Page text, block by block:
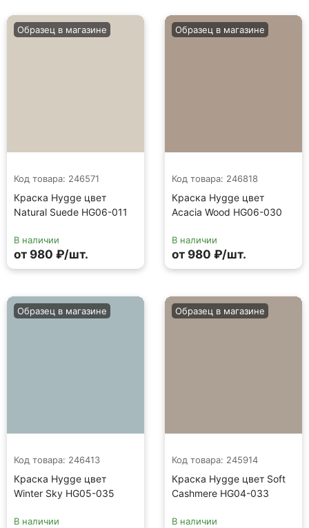
Код товара: 246571
Краска Hygge цвет
Natural Suede HG06-011
Образец в магазине
В наличии
от 980 ₽/шт.
Код товара: 246818
Краска Hygge цвет
Acacia Wood HG06-030
Образец в магазине
В наличии
от 980 ₽/шт.
Код товара: 246413
Краска Hygge цвет
Winter Sky HG05-035
Образец в магазине
В наличии
Код товара: 245914
Краска Hygge цвет Soft
Cashmere HG04-033
Образец в магазине
В наличии